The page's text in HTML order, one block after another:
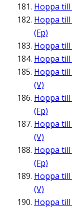
Hoppa till
Hoppa till
(Fp)
Hoppa till
Hoppa till
Hoppa till
(V)
Hoppa till
(Fp)
Hoppa till
(V)
Hoppa till
(Fp)
Hoppa till
(V)
Hoppa till